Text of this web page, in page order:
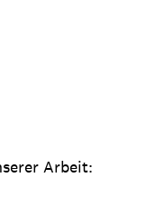
Arbeit: